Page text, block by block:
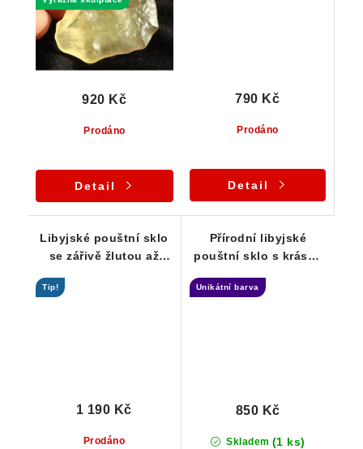
Prodáno
920 Kč
Detail
Prodáno
790 Kč
Detail
Libyjské pouštní sklo
se zářivě žlutou až
Tip!
Prodáno
1 190 Kč
Přírodní libyjské
pouštní sklo s krásně
barvou - 3,38 g
Unikátní barva
Skladem (1 ks)
850 Kč